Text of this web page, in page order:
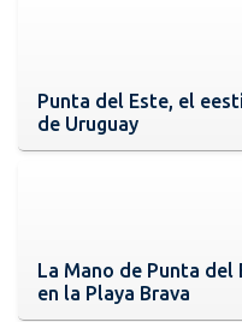
Punta del Este, el
de Uruguay
La Mano de Punta del
en la Playa Brava